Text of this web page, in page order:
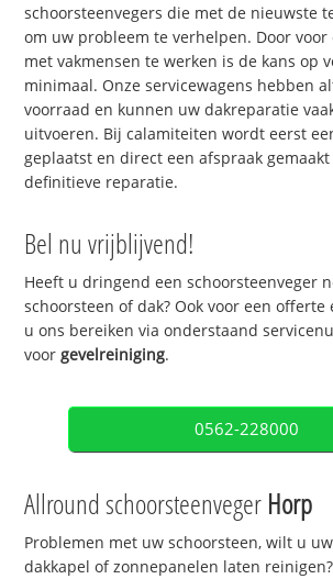
schoorsteenvegers die met de nieuwste
om uw probleem te verhelpen. Door voor
met vakmensen te werken is de kans op
minimaal. Onze servicewagens hebben
voorraad en kunnen uw dakreparatie
uitvoeren. Bij calamiteiten wordt eerst
geplaatst en direct een afspraak gemaakt
definitieve reparatie.
Bel nu vrijblijvend!
Heeft u dringend een schoorsteenveger
schoorsteen of dak? Ook voor een
u ons bereiken via onderstaand
voor gevelreiniging.
0562-228000
Allround schoorsteenveger Horp
Problemen met uw schoorsteen, wilt u
dakkapel of zonnepanelen laten